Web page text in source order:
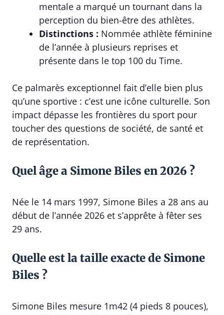
mentale a marqué un tournant dans la
perception du bien-être des athlètes.
Distinctions : Nommée athlète féminine
de l’année à plusieurs reprises et
présente dans le top 100 du Time.
Ce palmarès exceptionnel fait d’elle bien plus
qu’une sportive : c’est une icône culturelle. Son
impact dépasse les frontières du sport pour
toucher des questions de société, de santé et
de représentation.
Quel âge a Simone Biles en 2026 ?
Née le 14 mars 1997, Simone Biles a 28 ans au
début de l’année 2026 et s’apprête à fêter ses
29 ans.
Quelle est la taille exacte de Simone
Biles ?
Simone Biles mesure 1m42 (4 pieds 8 pouces),